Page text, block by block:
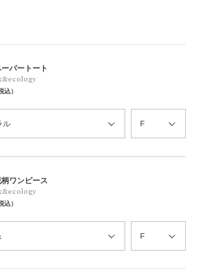
パートート
込）
柄ワンピース
込）